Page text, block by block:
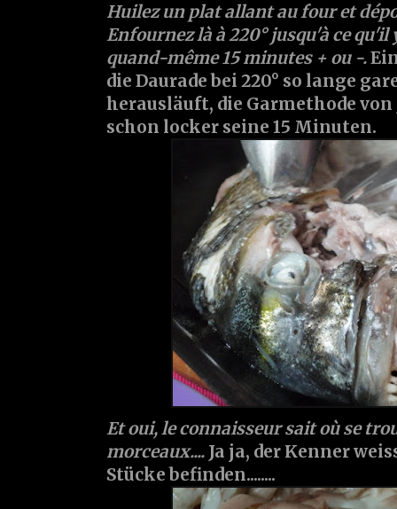
Huilez un plat allant au four et
Enfournez là à 220° jusqu'à ce qu'il
quand-même 15 minutes + ou -.
die Daurade bei 220° so lange
herausläuft, die Garmethode von
schon locker seine 15 Minuten.
Et oui, le connaisseur sait où se
morceaux.... Ja ja, der Kenner
Stücke befinden........